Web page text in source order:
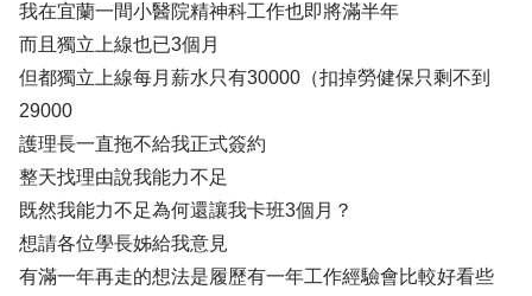
我在宜蘭一間小醫院精神科工作也即將滿半年
而且獨立上線也已3個月
但都獨立上線每月薪水只有30000（扣掉勞健保只剩不到
29000
護理長一直拖不給我正式簽約
整天找理由說我能力不足
既然我能力不足為何還讓我卡班3個月？
想請各位學長姊給我意見
有滿一年再走的想法是履歷有一年工作經驗會比較好看些